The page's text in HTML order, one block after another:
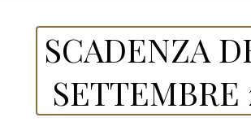
SCADENZA
SETTEMBRE